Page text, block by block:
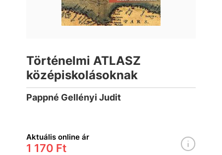
Történelmi ATLASZ
középiskolásoknak
Pappné Gellényi Judit
Aktuális online ár
1 170 Ft